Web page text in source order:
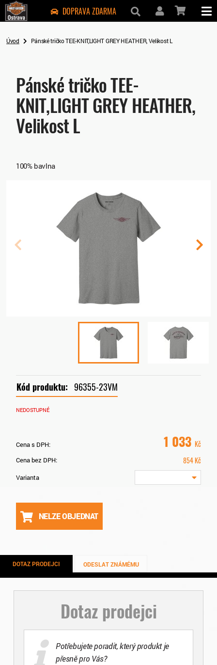
DOPRAVA ZDARMA
Úvod Pánské tričko TEE-KNIT,LIGHT GREY HEATHER, Velikost L
Pánské tričko TEE-
KNIT,LIGHT GREY HEATHER,
Velikost L
100% bavlna
Kód produktu: 96355-23VM
NEDOSTUPNÉ
Cena s DPH: 1 033 Kč
Cena bez DPH: 854Kč
Varianta
NELZE OBJEDNAT
DOTAZ PRODEJCI ODESLAT ZNÁMÉMU
Dotaz prodejci
Potřebujete poradit, který produkt je
přesně pro Vás?